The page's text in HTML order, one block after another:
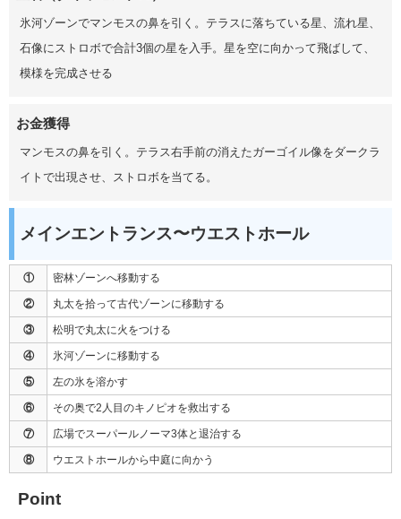
氷河ゾーンでマンモスの鼻を引く。テラスに落ちている星、流れ星、
石像にストロボで合計3個の星を入手。星を空に向かって飛ばして、
模様を完成させる
お金獲得
マンモスの鼻を引く。テラス右手前の消えたガーゴイル像をダークラ
イトで出現させ、ストロボを当てる。
メインエントランス〜ウエストホール
① 密林ゾーンへ移動する
② 丸太を拾って古代ゾーンに移動する
③ 松明で丸太に火をつける
④ 氷河ゾーンに移動する
⑤ 左の氷を溶かす
⑥ その奥で2人目のキノピオを救出する
⑦ 広場でスーパールノーマ3体と退治する
⑧ ウエストホールから中庭に向かう
Point